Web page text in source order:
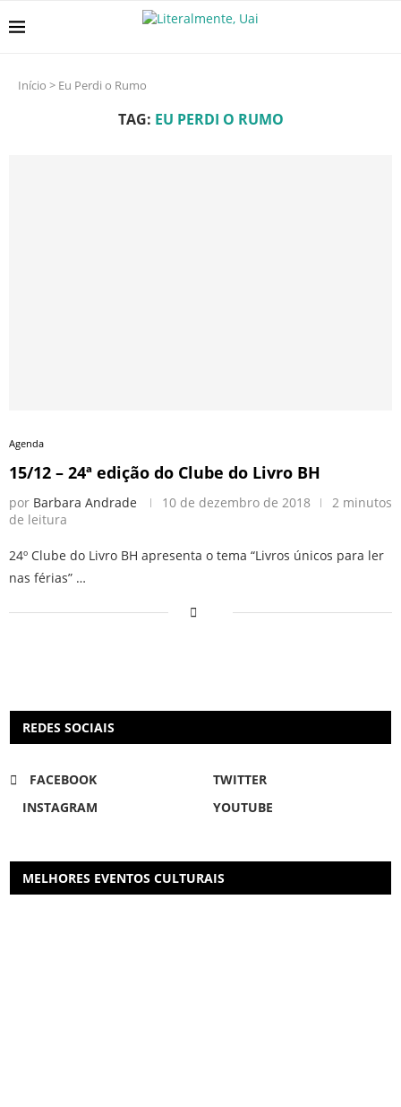
Início > Eu Perdi o Rumo
TAG: EU PERDI O RUMO
Agenda
15/12 – 24ª edição do Clube do Livro BH
por Barbara Andrade 10 de dezembro de 2018
2 minutos
de leitura
24º Clube do Livro BH apresenta o tema “Livros únicos para ler
nas férias” …
REDES SOCIAIS
FACEBOOK
TWITTER
INSTAGRAM
YOUTUBE
MELHORES EVENTOS CULTURAIS